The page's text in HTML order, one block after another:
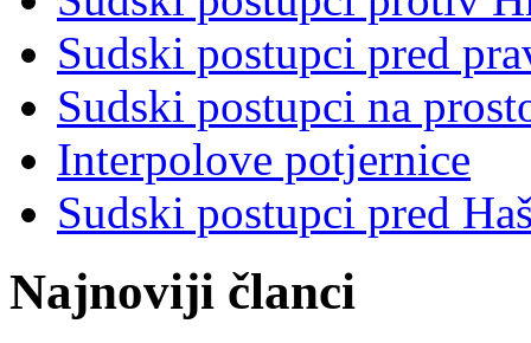
Sudski postupci pred
Sudski postupci na
Interpolove potjernice
Sudski postupci pred
Najnoviji članci